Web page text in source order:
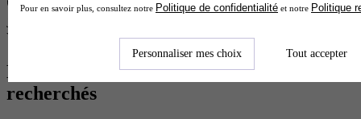
Paris 11e 75011
Je m’informe gratuitement
Voir plus de formations similaires
Les intitulés de diplôme les plus
recherchés
Pour en savoir plus, consultez notre Politique de confidentialité et notre Politique
Personnaliser mes choix Tout accepter